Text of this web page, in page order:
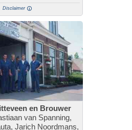
Disclaimer
en Brouwer
van Spanning,
Jarich Noordmans,